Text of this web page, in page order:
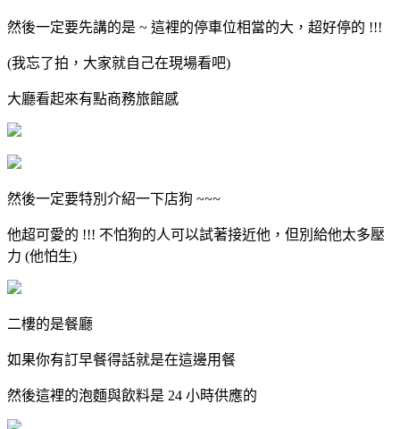
然後一定要先講的是 ~ 這裡的停車位相當的大，超好停的 !!!
(我忘了拍，大家就自己在現場看吧)
大廳看起來有點商務旅館感
然後一定要特別介紹一下店狗 ~~~
他超可愛的 !!! 不怕狗的人可以試著接近他，但別給他太多壓
力 (他怕生)
二樓的是餐廳
如果你有訂早餐得話就是在這邊用餐
然後這裡的泡麵與飲料是 24 小時供應的